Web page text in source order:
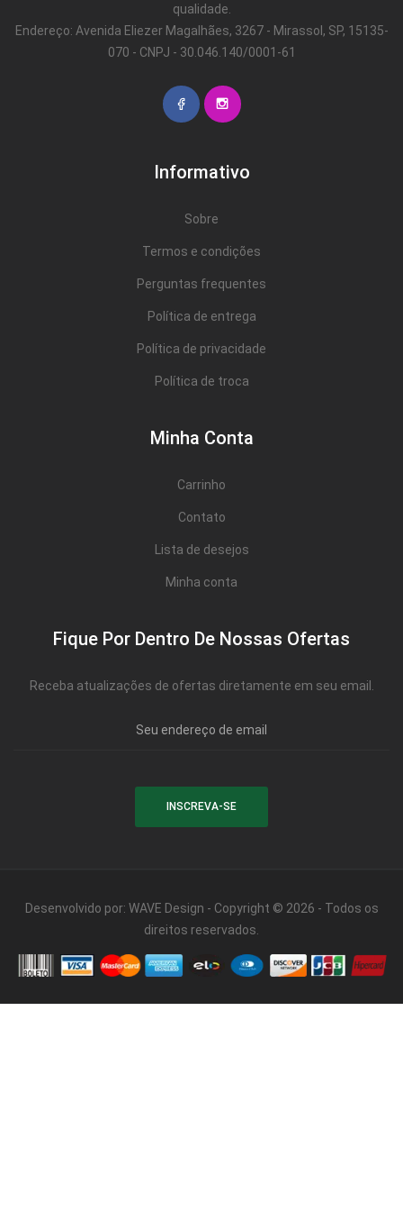
qualidade.
Endereço: Avenida Eliezer Magalhães, 3267 - Mirassol, SP, 15135-
070 - CNPJ - 30.046.140/0001-61
Informativo
Sobre
Termos e condições
Perguntas frequentes
Política de entrega
Política de privacidade
Política de troca
Minha Conta
Carrinho
Contato
Lista de desejos
Minha conta
Fique Por Dentro De Nossas Ofertas
Receba atualizações de ofertas diretamente em seu email.
Desenvolvido por: WAVE Design - Copyright © 2026 - Todos os
direitos reservados.